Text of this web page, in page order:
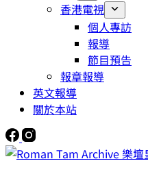
香港電視
個人專訪
報導
節目預告
報章報導
英文報導
關於本站